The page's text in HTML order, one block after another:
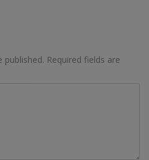
published. Required fields are